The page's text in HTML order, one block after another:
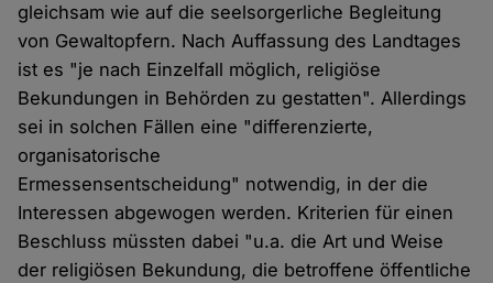
gleichsam wie auf die seelsorgerliche Begleitung
von Gewaltopfern. Nach Auffassung des Landtages
ist es "je nach Einzelfall möglich, religiöse
Bekundungen in Behörden zu gestatten". Allerdings
sei in solchen Fällen eine "differenzierte,
organisatorische
Ermessensentscheidung" notwendig, in der die
Interessen abgewogen werden. Kriterien für einen
Beschluss müssten dabei "u.a. die Art und Weise
der religiösen Bekundung, die betroffene öffentliche